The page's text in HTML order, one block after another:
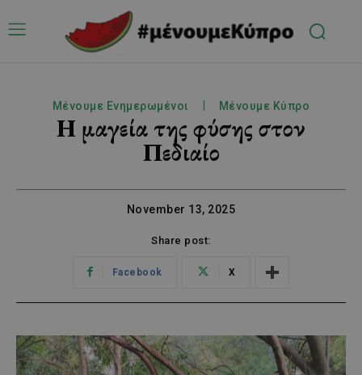
Μένουμε Ενημερωμένοι Μένουμε Κύπρο
Η μαγεία της φύσης στον
Πεδιαίο
November 13, 2025
Share post:
Facebook X